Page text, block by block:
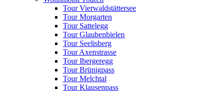
Tour Vierwaldstättersee
Tour Morgarten
Tour Sattelegg
Tour Glaubenbielen
Tour Seelisberg
Tour Axenstrasse
Tour Ibergeregg
Tour Brünigpass
Tour Melchtal
Tour Klausenpass